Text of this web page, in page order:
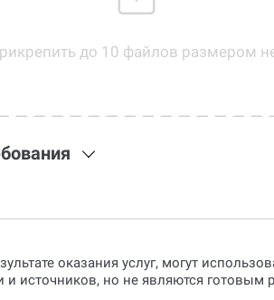
до 10 файлов размером
оказания услуг, могут
и источников, но не являются готовым